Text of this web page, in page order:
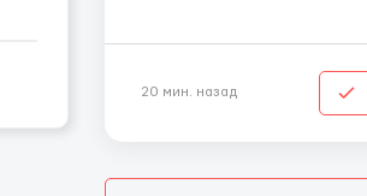
20 мин. назад